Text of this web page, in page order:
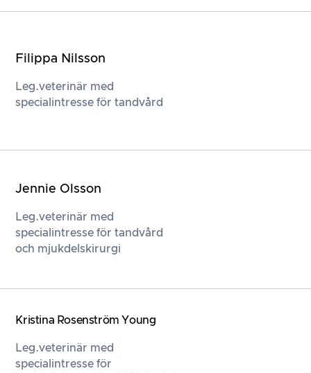
Filippa Nilsson
Leg.veterinär med
specialintresse för tandvård
Jennie Olsson
Leg.veterinär med
specialintresse för tandvård
och mjukdelskirurgi
Kristina Rosenström Young
Leg.veterinär med
specialintresse för